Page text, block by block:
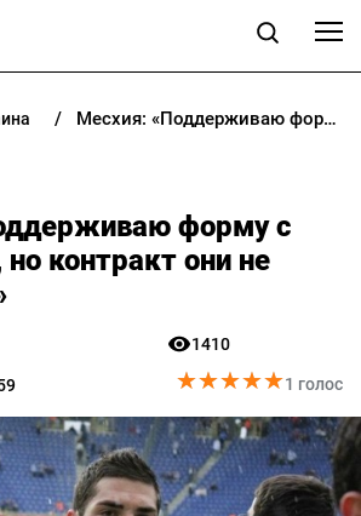
Месхия: «Поддерживаю форму с Олимпиком, но контракт они не предложат»
форму с
контракт они не
1410
★★★★★
★★★★★1 голос